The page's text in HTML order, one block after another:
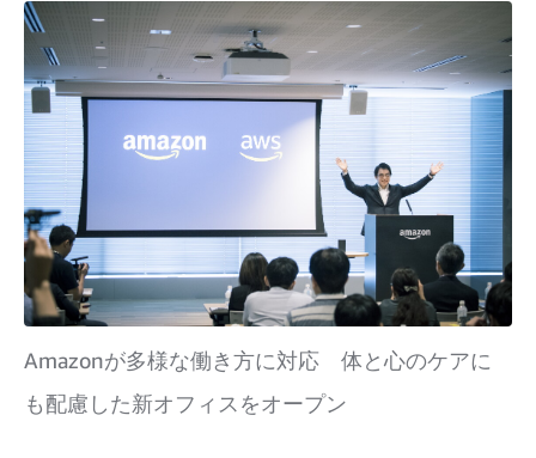
Amazonが多様な働き方に対応 体と心のケアに
も配慮した新オフィスをオープン